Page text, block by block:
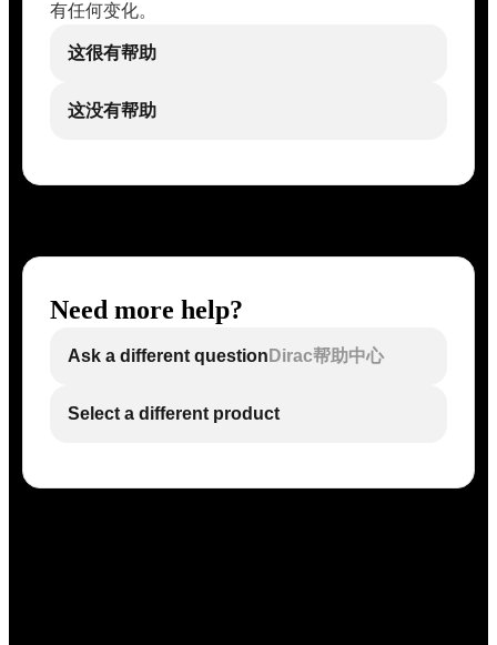
有任何变化。
这很有帮助
这没有帮助
Need more help?
Ask a different question Dirac帮助中心
Select a different product